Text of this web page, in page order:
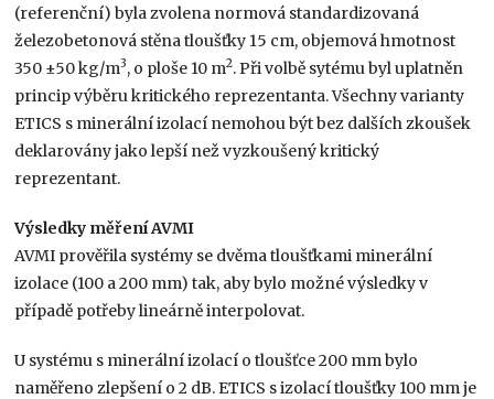
(referenční) byla zvolena normová standardizovaná
železobetonová stěna tloušťky 15 cm, objemová hmotnost
350 ±50 kg/m3, o ploše 10 m2. Při volbě sytému byl uplatněn
princip výběru kritického reprezentanta. Všechny varianty
ETICS s minerální izolací nemohou být bez dalších zkoušek
deklarovány jako lepší než vyzkoušený kritický
reprezentant.
Výsledky měření AVMI
AVMI prověřila systémy se dvěma tloušťkami minerální
izolace (100 a 200 mm) tak, aby bylo možné výsledky v
případě potřeby lineárně interpolovat.
U systému s minerální izolací o tloušťce 200 mm bylo
naměřeno zlepšení o 2 dB. ETICS s izolací tloušťky 100 mm je